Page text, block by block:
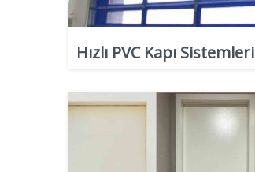
Hızlı PVC Kapı Sistemleri